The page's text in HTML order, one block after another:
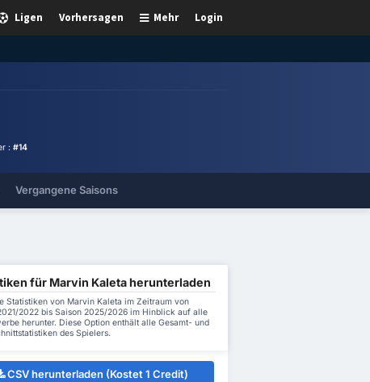
Login
Mehr
Vorhersagen
Ligen
: #14
Vergangene Saisons
für Marvin Kaleta herunterladen
Statistiken von Marvin Kaleta im Zeitraum von
2022 bis Saison 2025/2026 im Hinblick auf alle
herunter. Diese Option enthält alle Gesamt- und
des Spielers.
CSV herunterladen (Kostet 1 Credit)